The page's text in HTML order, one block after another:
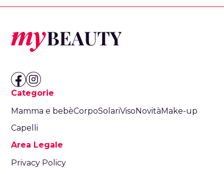
Categorie
Mamma e bebèCorpoSolariViso Novità Make-up
Capelli
Area Legale
Privacy Policy